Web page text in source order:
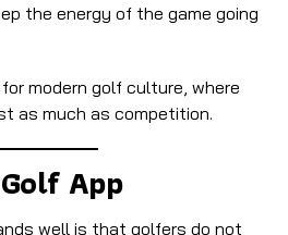
the energy of the game going
modern golf culture, where
as much as competition.
App
well is that golfers do not